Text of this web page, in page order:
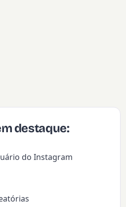
destaque:
do Instagram